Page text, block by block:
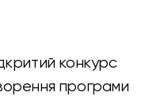
конкурс
програми